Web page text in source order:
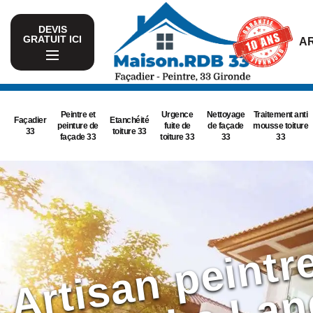
DEVIS
GRATUIT ICI
Façadier
33
Peintre et
peinture de
façade 33
Etanchéité
toiture 33
Urgence
fuite de
toiture 33
Nettoyage
de façade
33
Traitement anti
mousse toiture
33